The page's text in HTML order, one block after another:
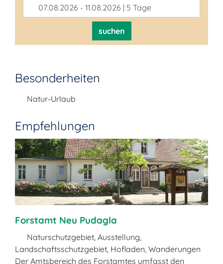
07.08.2026 - 11.08.2026 | 5 Tage
suchen
Besonderheiten
Natur-Urlaub
Empfehlungen
Forstamt Neu Pudagla
Naturschutzgebiet, Ausstellung,
Landschaftsschutzgebiet, Hofladen, Wanderungen
Der Amtsbereich des Forstamtes umfasst den